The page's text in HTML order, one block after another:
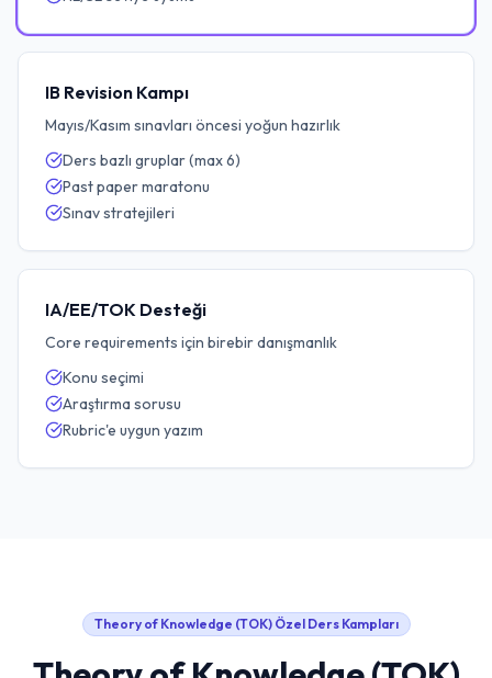
IB Revision Kampı
Mayıs/Kasım sınavları öncesi yoğun hazırlık
Ders bazlı gruplar (max 6)
Past paper maratonu
Sınav stratejileri
IA/EE/TOK Desteği
Core requirements için birebir danışmanlık
Konu seçimi
Araştırma sorusu
Rubric'e uygun yazım
Theory of Knowledge (TOK) Özel DersKampları